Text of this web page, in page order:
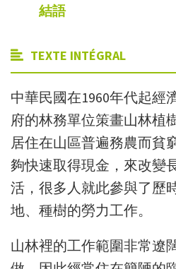
結語
TEXTE INTÉGRAL
中華民國在1960年代起經
府的林務單位策畫山林植
居住在山區普遍務農而貧
夠快速取得現金 ， 來改變
活 ， 很多人就此參與了歷
地、種樹的勞力工作。
山林裡的工作範圍非常遼